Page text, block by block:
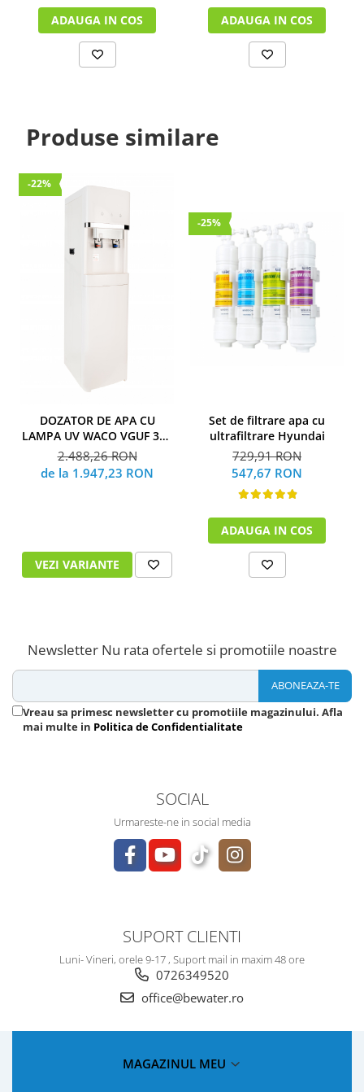
ADAUGA IN COS ADAUGA IN COS
Produse similare
-22%
DOZATOR DE APA CU
LAMPA UV WACO VGUF 300
UV
2.488,26 RON
de la 1.947,23 RON
VEZI VARIANTE
-25%
Set de filtrare apa cu
ultrafiltrare Hyundai
729,91 RON
547,67 RON
ADAUGA IN COS
Newsletter Nu rata ofertele si promotiile noastre
Vreau sa primesc newsletter cu promotiile magazinului. Afla
mai multe in Politica de Confidentialitate
SOCIAL
Urmareste-ne in social media
SUPORT CLIENTI
Luni- Vineri, orele 9-17 , Suport mail in maxim 48 ore
0726349520
office@bewater.ro
MAGAZINUL MEU